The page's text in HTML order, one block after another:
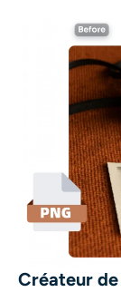
Créateur de